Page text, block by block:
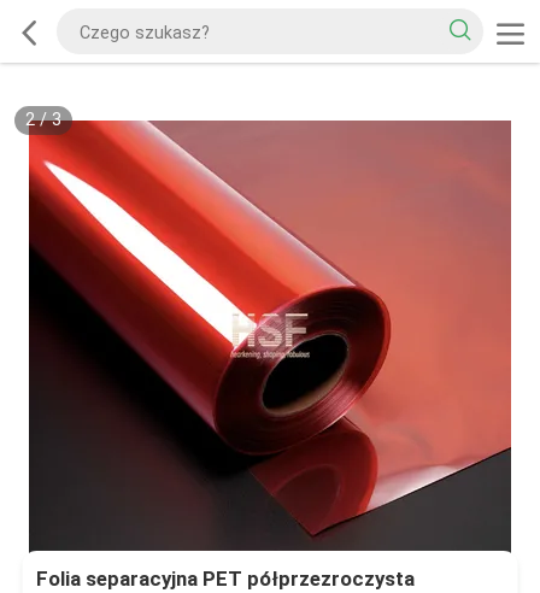
2/3
Folia separacyjna PET półprzezroczysta